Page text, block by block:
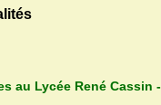
au Lycée René Cassin